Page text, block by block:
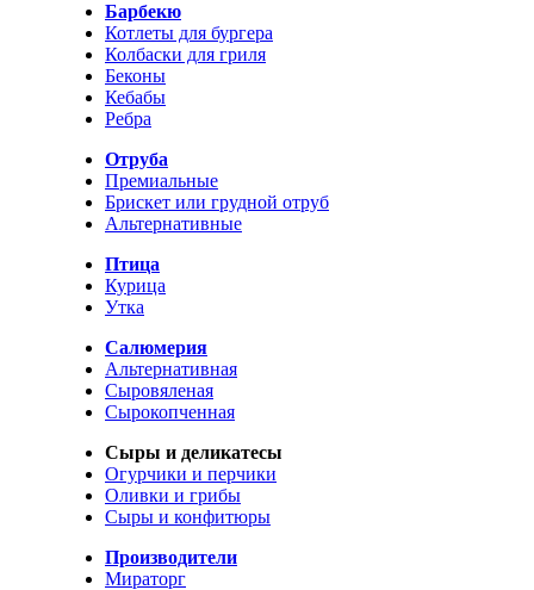
Барбекю
Котлеты для бургера
Колбаски для гриля
Беконы
Кебабы
Ребра
Отруба
Премиальные
Брискет или грудной отруб
Альтернативные
Птица
Курица
Утка
Салюмерия
Альтернативная
Сыровяленая
Сырокопченная
Сыры и деликатесы
Огурчики и перчики
Оливки и грибы
Сыры и конфитюры
Производители
Мираторг